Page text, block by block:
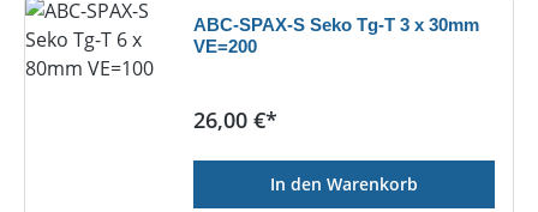
ABC-SPAX-S Seko Tg-T 3 x 30mm
VE=200
Regulärer Preis:
26,00 €*
In den Warenkorb